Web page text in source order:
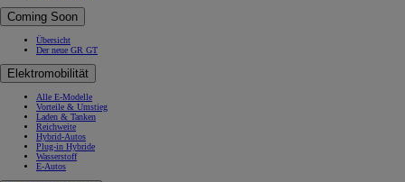
Coming Soon
Übersicht
Der neue GR GT
Elektromobilität
Alle E-Modelle
Vorteile & Umstieg
Laden & Tanken
Reichweite
Hybrid-Autos
Plug-in Hybride
Wasserstoff
E-Autos